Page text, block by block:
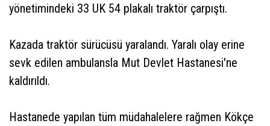
yönetimindeki 33 UK 54 plakalı traktör çarpıştı.
Kazada traktör sürücüsü yaralandı. Yaralı olay erine
sevk edilen ambulansla Mut Devlet Hastanesi'ne
kaldırıldı.
Hastanede yapılan tüm müdahalelere rağmen Kökçe